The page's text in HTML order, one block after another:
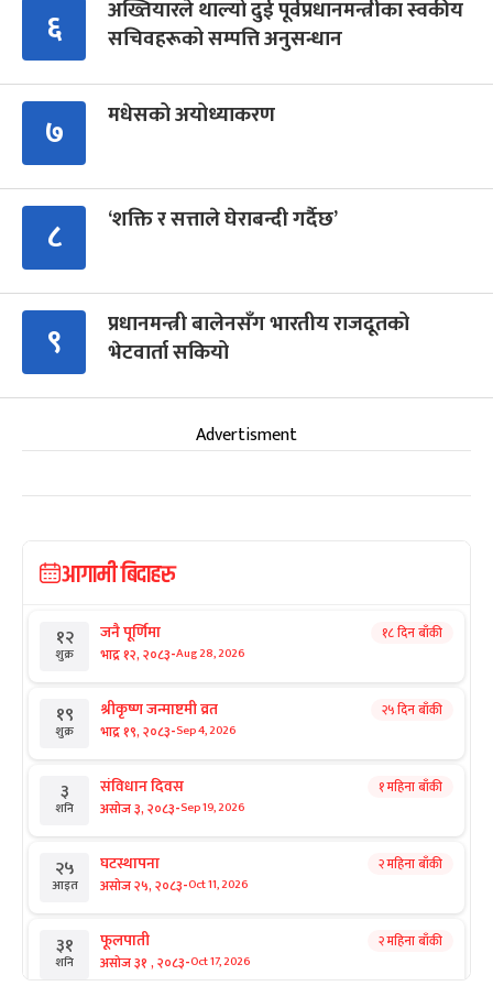
६
अख्तियारले थाल्यो दुई पूर्वप्रधानमन्त्रीका स्वकीय
सचिवहरूको सम्पत्ति अनुसन्धान
७ मधेसको अयोध्याकरण
८ ‘शक्ति र सत्ताले घेराबन्दी गर्दैछ’
९
प्रधानमन्त्री बालेनसँग भारतीय राजदूतको
भेटवार्ता सकियो
Advertisment
आगामी बिदाहरु
१२
शुक्र
जनै पूर्णिमा
भाद्र १२, २०८३-Aug 28, 2026
१८ दिन बाँकी
१९
शुक्र
श्रीकृष्ण जन्माष्टमी व्रत
भाद्र १९, २०८३-Sep 4, 2026
२५ दिन बाँकी
३
शनि
संविधान दिवस
असोज ३, २०८३-Sep 19, 2026
१ महिना बाँकी
२५
आइत
घटस्थापना
असोज २५, २०८३-Oct 11, 2026
२ महिना बाँकी
३१
शनि
फूलपाती
असोज ३१ , २०८३-Oct 17, 2026
२ महिना बाँकी